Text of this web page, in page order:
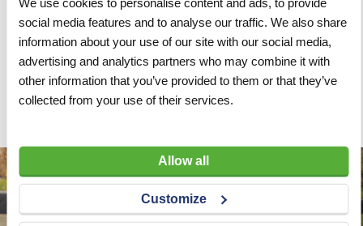
social media features and to analyse our traffic. We also share
information about your use of our site with our social media,
advertising and analytics partners who may combine it with
other information that you’ve provided to them or that they’ve
collected from your use of their services.
Allow all
Customize
VERLANGLIJST
VERGELIJKEN
Artnr s18251 excl. btw
€ 199,00
CE001G XGT (2x40 V) Ø 355
mm
VERLANGLIJST
VERGELIJKEN
Artnr s19199 excl. btw
€ 1.087,00